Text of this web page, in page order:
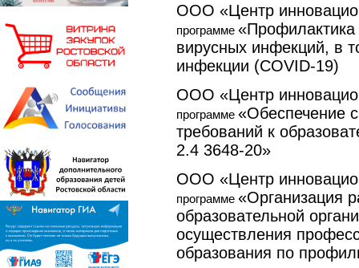
ООО «Центр
программе «Профилактика
вирусных инфекций, в
инфекции (СОVID-19)
ООО «Центр
программе «Обеспечение
требований к
2.4 3648-20»
ООО «Центр
программе «Организация
образовательной
осуществления
образования по